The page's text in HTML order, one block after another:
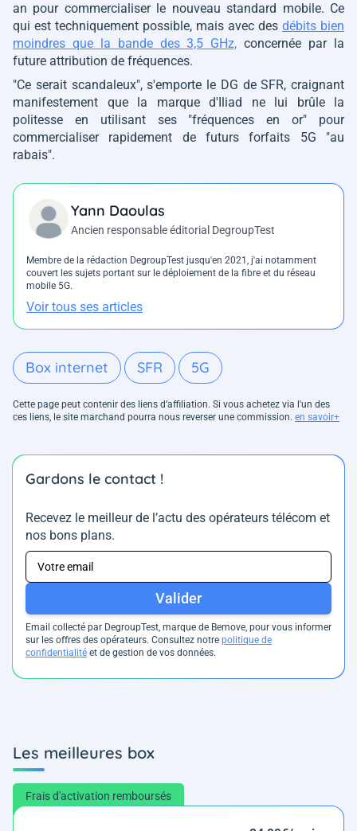
an pour commercialiser le nouveau standard mobile. Ce
qui est techniquement possible, mais avec des débits bien
moindres que la bande des 3,5 GHz, concernée par la
future attribution de fréquences.
"Ce serait scandaleux", s'emporte le DG de SFR, craignant
manifestement que la marque d'Iliad ne lui brûle la
politesse en utilisant ses "fréquences en or" pour
commercialiser rapidement de futurs forfaits 5G "au
rabais".
Yann Daoulas
Ancien responsable éditorial DegroupTest
Membre de la rédaction DegroupTest jusqu'en 2021, j'ai notamment
couvert les sujets portant sur le déploiement de la fibre et du réseau
mobile 5G.
Voir tous ses articles
Box internet SFR 5G
Cette page peut contenir des liens d’affiliation. Si vous achetez via l'un des
ces liens, le site marchand pourra nous reverser une commission. en savoir+
Gardons le contact !
Recevez le meilleur de l’actu des opérateurs télécom et
nos bons plans.
Valider
Email collecté par DegroupTest, marque de Bemove, pour vous informer
sur les offres des opérateurs. Consultez notre politique de
confidentialité et de gestion de vos données.
Les meilleures box
Frais d'activation remboursés